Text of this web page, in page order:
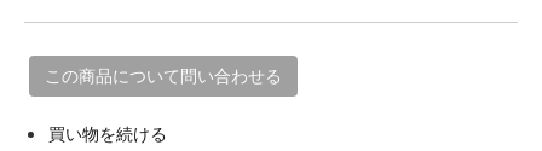
この商品について問い合わせる
買い物を続ける